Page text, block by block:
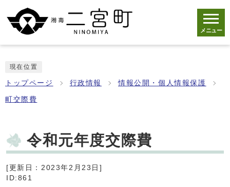
メニュー
現在位置
トップページ 行政情報 情報公開・個人情報保護
町交際費
令和元年度交際費
[更新日：2023年2月23日]
ID:861